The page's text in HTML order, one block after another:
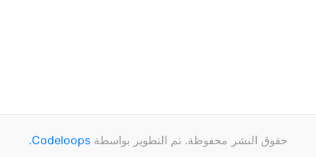
حقوق النشر محفوظة. تم التطوير بواسطةCodeloops.